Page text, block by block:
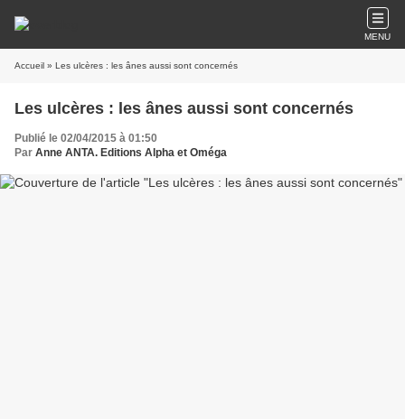
MENU
Accueil » Les ulcères : les ânes aussi sont concernés
Les ulcères : les ânes aussi sont concernés
Publié le 02/04/2015 à 01:50
Par Anne ANTA. Editions Alpha et Oméga